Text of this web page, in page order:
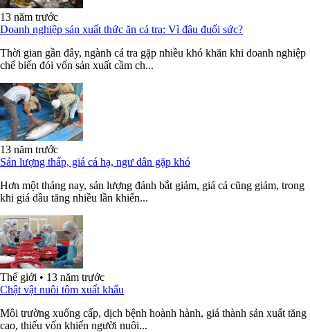
13 năm trước
Doanh nghiệp sản xuất thức ăn cá tra: Vì đâu đuối sức?
Thời gian gần đây, ngành cá tra gặp nhiều khó khăn khi doanh nghiệp
chế biến đói vốn sản xuất cầm ch...
13 năm trước
Sản lượng thấp, giá cá hạ, ngư dân gặp khó
Hơn một tháng nay, sản lượng đánh bắt giảm, giá cá cũng giảm, trong
khi giá dầu tăng nhiều lần khiến...
Thế giới • 13 năm trước
Chật vật nuôi tôm xuất khẩu
Môi trường xuống cấp, dịch bệnh hoành hành, giá thành sản xuất tăng
cao, thiếu vốn khiến người nuôi...